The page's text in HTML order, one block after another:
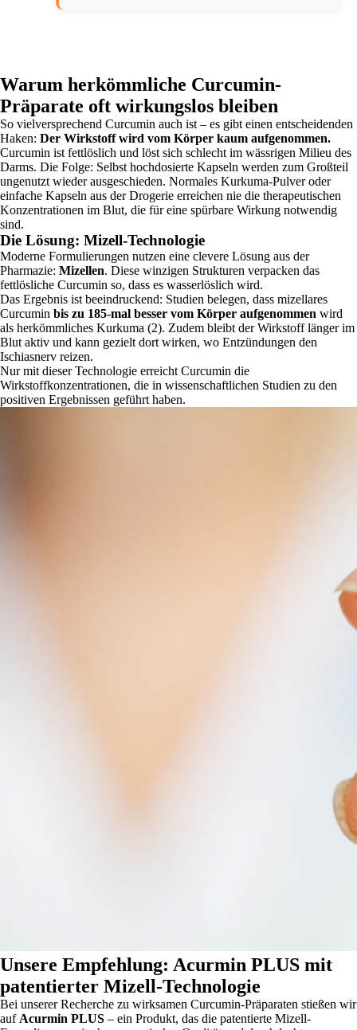
Warum herkömmliche Curcumin-
Präparate oft wirkungslos bleiben
So vielversprechend Curcumin auch ist – es gibt einen entscheidenden
Haken: Der Wirkstoff wird vom Körper kaum aufgenommen.
Curcumin ist fettlöslich und löst sich schlecht im wässrigen Milieu des
Darms. Die Folge: Selbst hochdosierte Kapseln werden zum Großteil
ungenutzt wieder ausgeschieden. Normales Kurkuma-Pulver oder
einfache Kapseln aus der Drogerie erreichen nie die therapeutischen
Konzentrationen im Blut, die für eine spürbare Wirkung notwendig
sind.
Die Lösung: Mizell-Technologie
Moderne Formulierungen nutzen eine clevere Lösung aus der
Pharmazie: Mizellen. Diese winzigen Strukturen verpacken das
fettlösliche Curcumin so, dass es wasserlöslich wird.
Das Ergebnis ist beeindruckend: Studien belegen, dass mizellares
Curcumin bis zu 185-mal besser vom Körper aufgenommen wird
als herkömmliches Kurkuma (2). Zudem bleibt der Wirkstoff länger im
Blut aktiv und kann gezielt dort wirken, wo Entzündungen den
Ischiasnerv reizen.
Nur mit dieser Technologie erreicht Curcumin die
Wirkstoffkonzentrationen, die in wissenschaftlichen Studien zu den
positiven Ergebnissen geführt haben.
Unsere Empfehlung: Acurmin PLUS mit
patentierter Mizell-Technologie
Bei unserer Recherche zu wirksamen Curcumin-Präparaten stießen wir
auf Acurmin PLUS – ein Produkt, das die patentierte Mizell-